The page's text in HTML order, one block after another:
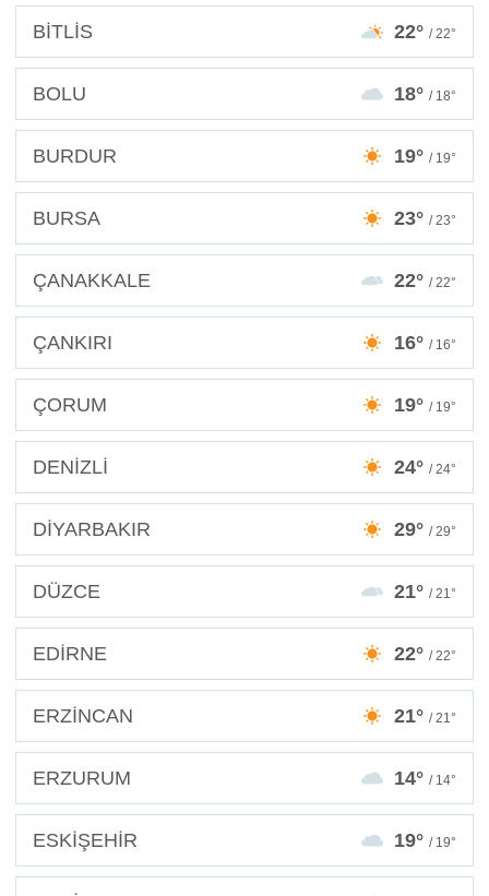
BİTLİS 22° / 22°
BOLU 18° / 18°
BURDUR 19° / 19°
BURSA 23° / 23°
ÇANAKKALE 22° / 22°
ÇANKIRI 16° / 16°
ÇORUM 19° / 19°
DENİZLİ 24° / 24°
DİYARBAKIR 29° / 29°
DÜZCE 21° / 21°
EDİRNE 22° / 22°
ERZİNCAN 21° / 21°
ERZURUM 14° / 14°
ESKİŞEHİR 19° / 19°